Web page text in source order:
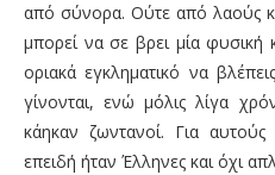
από σύνορα. Ούτε από λαούς
μπορεί να σε βρει μία φυσική
οριακά εγκληματικό να
γίνονται, ενώ μόλις λίγα
κάηκαν ζωντανοί. Για
επειδή ήταν Έλληνες και όχι